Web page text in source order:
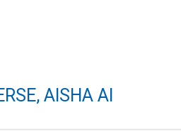
AISHA AI